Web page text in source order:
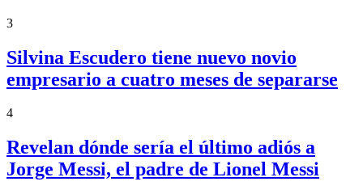
3
Silvina Escudero tiene nuevo novio
empresario a cuatro meses de separarse
4
Revelan dónde sería el último adiós a
Jorge Messi, el padre de Lionel Messi